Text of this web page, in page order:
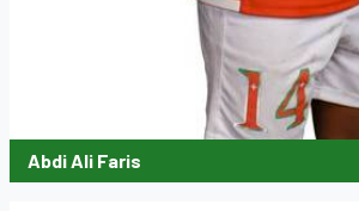
Abdi Ali Faris